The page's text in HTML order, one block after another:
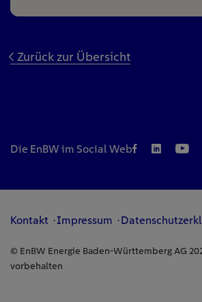
Zurück zur Übersicht
Die EnBW im Social Web
Kontakt Impressum
© EnBW Energie Baden-Württemberg AG
vorbehalten